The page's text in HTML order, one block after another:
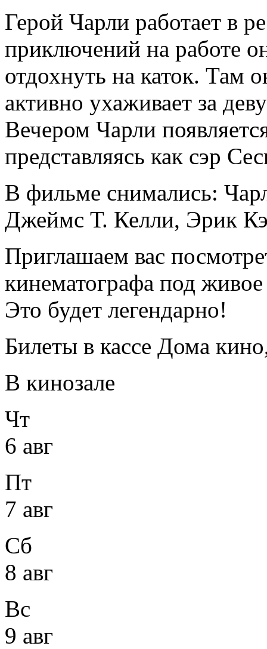
Герой Чарли работает в
приключений на работе
отдохнуть на каток. Там
активно ухаживает за
Вечером Чарли
представляясь как сэр
В фильме снимались:
Джеймс Т. Келли, Эрик
Приглашаем вас
кинематографа под
Это будет легендарно!
Билеты в кассе Дома
В кинозале
Чт
6 авг
Пт
7 авг
Сб
8 авг
Вс
9 авг